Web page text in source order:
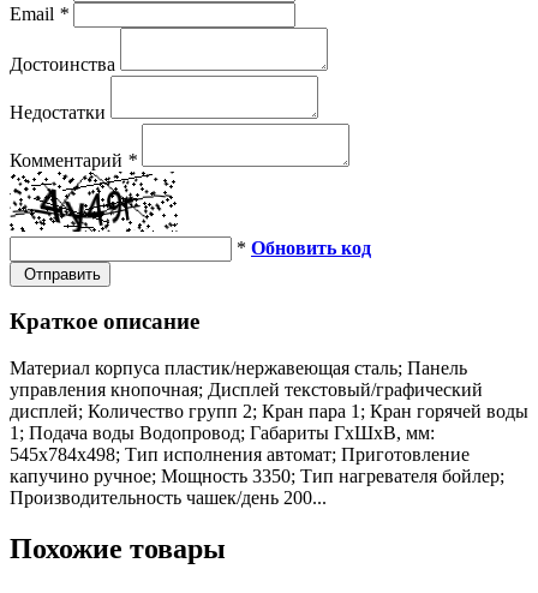
Email *
Достоинства
Недостатки
Комментарий *
* Обновить код
Отправить
Краткое описание
Материал корпуса пластик/нержавеющая сталь; Панель
управления кнопочная; Дисплей текстовый/графический
дисплей; Количество групп 2; Кран пара 1; Кран горячей воды
1; Подача воды Водопровод; Габариты ГхШхВ, мм:
545х784х498; Тип исполнения автомат; Приготовление
капучино ручное; Мощность 3350; Тип нагревателя бойлер;
Производительность чашек/день 200...
Похожие товары